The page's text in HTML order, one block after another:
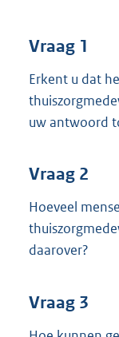
Vraag 1
Erkent u dat
uw antwoord
Vraag 2
Hoeveel
daarover?
Vraag 3